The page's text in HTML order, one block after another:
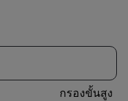
กรองขั้นสูง